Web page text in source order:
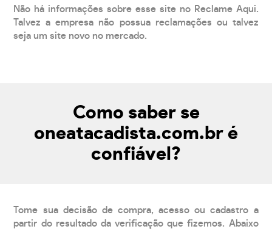
Não há informações sobre esse site no Reclame Aqui.
Talvez a empresa não possua reclamações ou talvez
seja um site novo no mercado.
Como saber se
oneatacadista.com.br é
confiável?
Tome sua decisão de compra, acesso ou cadastro a
partir do resultado da verificação que fizemos. Abaixo